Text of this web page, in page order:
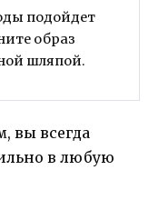
подойдет
образ
шляпой.
вы всегда
в любую